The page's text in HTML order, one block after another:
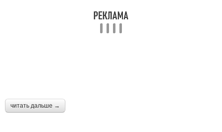
читать дальше →